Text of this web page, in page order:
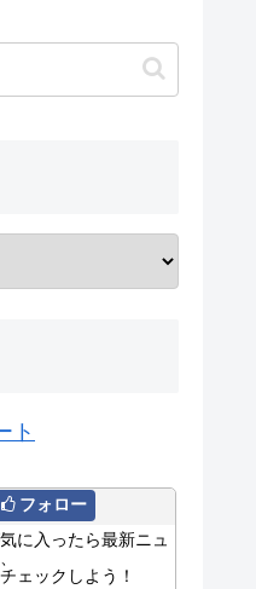
ト
フォロー
に入ったら最新ニュ
ェックしよう！